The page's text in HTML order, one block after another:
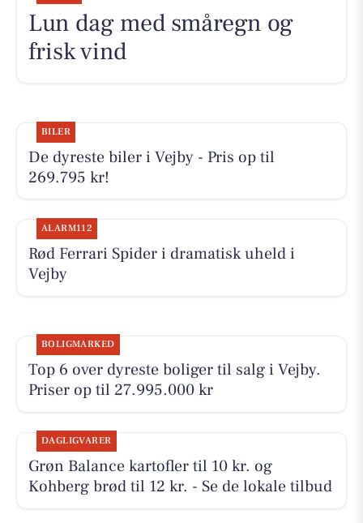
Lun dag med småregn og
frisk vind
BILER
De dyreste biler i Vejby - Pris op til
269.795 kr!
ALARM112
Rød Ferrari Spider i dramatisk uheld i
Vejby
BOLIGMARKED
Top 6 over dyreste boliger til salg i Vejby.
Priser op til 27.995.000 kr
DAGLIGVARER
Grøn Balance kartofler til 10 kr. og
Kohberg brød til 12 kr. - Se de lokale tilbud